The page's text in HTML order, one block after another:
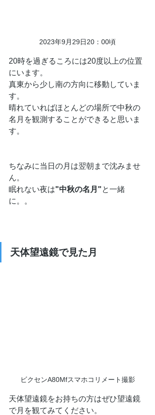
2023年9月29日20：00頃
20時を過ぎるころには20度以上の位置
にいます。
真東から少し南の方向に移動していま
す。
晴れていればほとんどの場所で中秋の
名月を観測することができると思いま
す。
ちなみに当日の月は翌朝まで沈みませ
ん。
眠れない夜は"中秋の名月"と一緒
に。。
天体望遠鏡で見た月
ビクセンA80Mfスマホコリメート撮影
天体望遠鏡をお持ちの方はぜひ望遠鏡
で月を観てみてください。